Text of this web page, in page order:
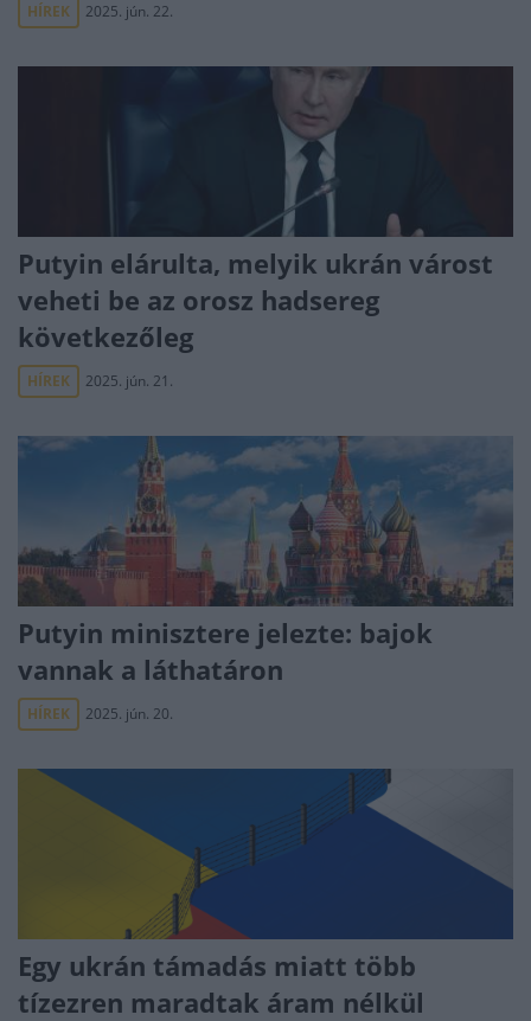
HÍREK 2025. jún. 22.
Putyin elárulta, melyik ukrán várost
veheti be az orosz hadsereg
következőleg
HÍREK 2025. jún. 21.
Putyin minisztere jelezte: bajok
vannak a láthatáron
HÍREK 2025. jún. 20.
Egy ukrán támadás miatt több
tízezren maradtak áram nélkül